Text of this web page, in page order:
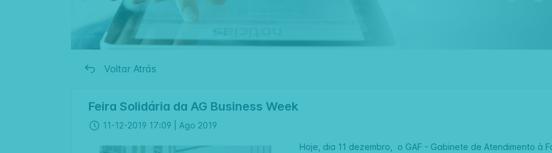
Voltar Atrás
Feira Solidária da AG Business Week
11-12-2019 17:09 | Ago 2019
Hoje, dia 11 dezembro, o GAF - Gabinete de Atendimento à